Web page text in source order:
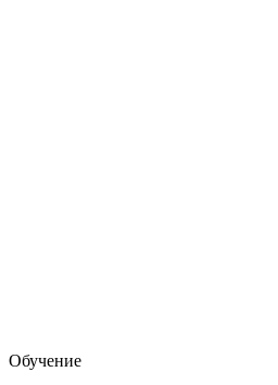
Обучение